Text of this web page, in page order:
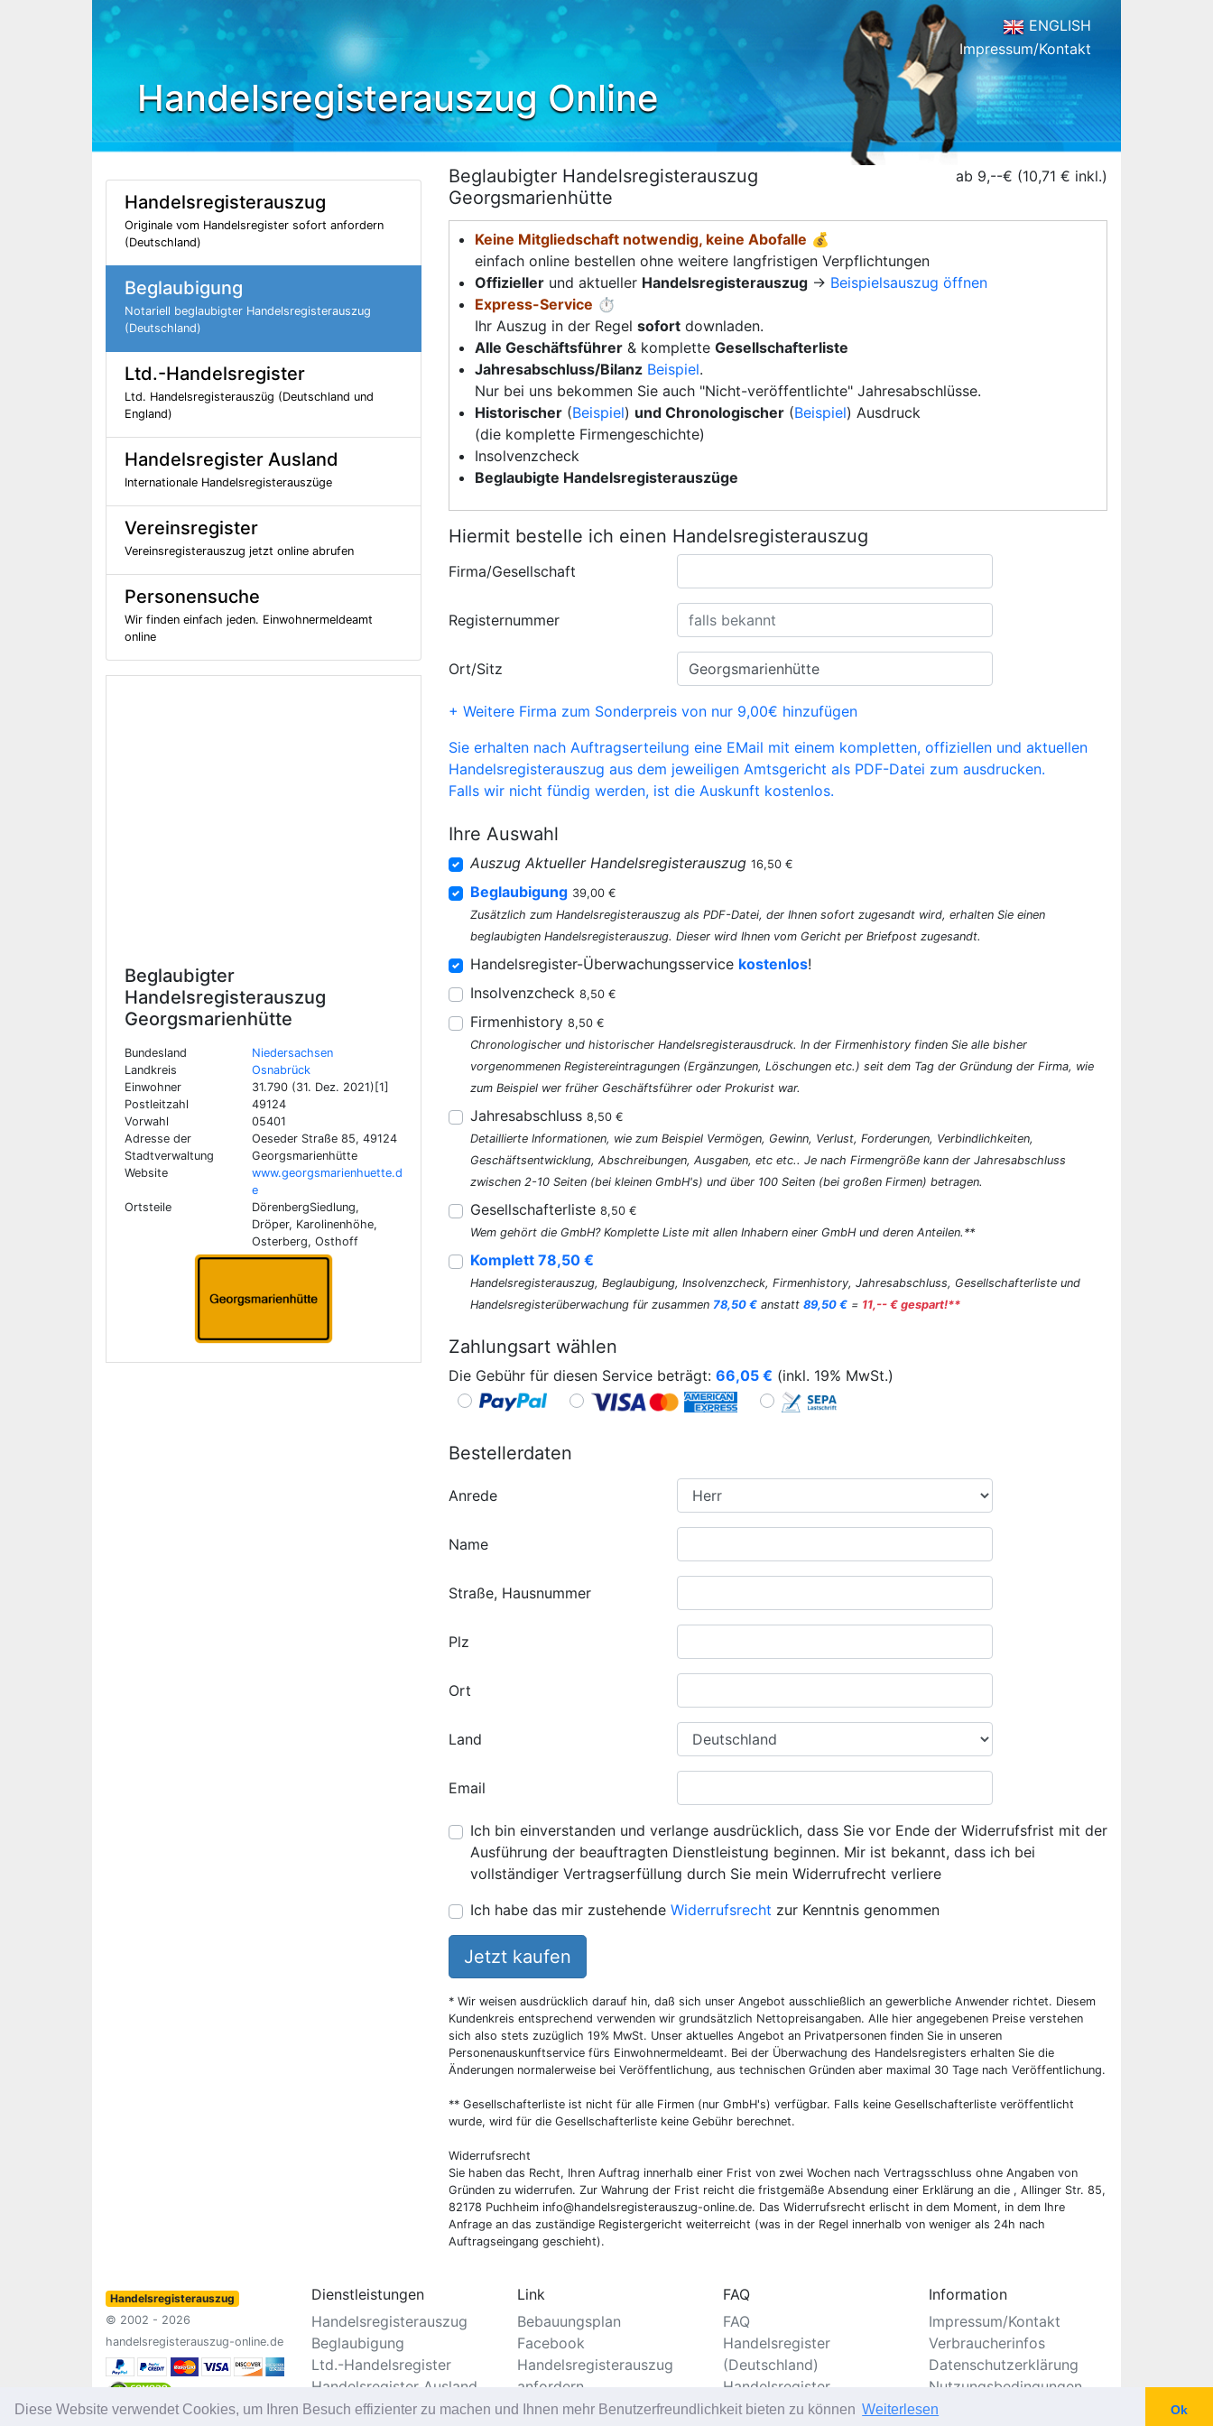
Diese Website verwendet Cookies, um Ihren Besuch effizienter zu machen und Ihnen mehr Benutzerfreundlichkeit bieten zu können Weiterlesen Ok
Handelsregisterauszug Online
ENGLISH
Impressum/Kontakt
Handelsregisterauszug
Originale vom Handelsregister sofort anfordern
(Deutschland)
Beglaubigung
Notariell beglaubigter Handelsregisterauszug
(Deutschland)
Ltd.-Handelsregister
Ltd. Handelsregisterauszüg (Deutschland und
England)
Handelsregister Ausland
Internationale Handelsregisterauszüge
Vereinsregister
Vereinsregisterauszug jetzt online abrufen
Personensuche
Wir finden einfach jeden. Einwohnermeldeamt
online
Beglaubigter
Handelsregisterauszug
Georgsmarienhütte
Bundesland
Niedersachsen
Landkreis
Osnabrück
Einwohner
31.790 (31. Dez. 2021)[1]
Postleitzahl
49124
Vorwahl
05401
Adresse der
Stadtverwaltung
Oeseder Straße 85, 49124
Georgsmarienhütte
Website
www.georgsmarienhuette.d
e
Ortsteile
DörenbergSiedlung,
Dröper, Karolinenhöhe,
Osterberg, Osthoff
Beglaubigter Handelsregisterauszug
Georgsmarienhütte
ab 9,--€ (10,71 € inkl.)
Keine Mitgliedschaft notwendig, keine Abofalle 💰
einfach online bestellen ohne weitere langfristigen Verpflichtungen
Offizieller und aktueller Handelsregisterauszug → Beispielsauszug öffnen
Express-Service ⏱️
Ihr Auszug in der Regel sofort downladen.
Alle Geschäftsführer & komplette Gesellschafterliste
Jahresabschluss/Bilanz Beispiel.
Nur bei uns bekommen Sie auch "Nicht-veröffentlichte" Jahresabschlüsse.
Historischer (Beispiel) und Chronologischer (Beispiel) Ausdruck
(die komplette Firmengeschichte)
Insolvenzcheck
Beglaubigte Handelsregisterauszüge
Hiermit bestelle ich einen Handelsregisterauszug
Firma/Gesellschaft
Registernummer
Ort/Sitz
+ Weitere Firma zum Sonderpreis von nur 9,00€ hinzufügen
Sie erhalten nach Auftragserteilung eine EMail mit einem kompletten, offiziellen und aktuellen
Handelsregisterauszug aus dem jeweiligen Amtsgericht als PDF-Datei zum ausdrucken.
Falls wir nicht fündig werden, ist die Auskunft kostenlos.
Ihre Auswahl
Auszug Aktueller Handelsregisterauszug 16,50 €
Beglaubigung 39,00 €
Zusätzlich zum Handelsregisterauszug als PDF-Datei, der Ihnen sofort zugesandt wird, erhalten Sie einen
beglaubigten Handelsregisterauszug. Dieser wird Ihnen vom Gericht per Briefpost zugesandt.
Handelsregister-Überwachungsservice kostenlos!
Insolvenzcheck 8,50 €
Firmenhistory 8,50 €
Chronologischer und historischer Handelsregisterausdruck. In der Firmenhistory finden Sie alle bisher
vorgenommenen Registereintragungen (Ergänzungen, Löschungen etc.) seit dem Tag der Gründung der Firma, wie
zum Beispiel wer früher Geschäftsführer oder Prokurist war.
Jahresabschluss 8,50 €
Detaillierte Informationen, wie zum Beispiel Vermögen, Gewinn, Verlust, Forderungen, Verbindlichkeiten,
Geschäftsentwicklung, Abschreibungen, Ausgaben, etc etc.. Je nach Firmengröße kann der Jahresabschluss
zwischen 2-10 Seiten (bei kleinen GmbH's) und über 100 Seiten (bei großen Firmen) betragen.
Gesellschafterliste 8,50 €
Wem gehört die GmbH? Komplette Liste mit allen Inhabern einer GmbH und deren Anteilen.**
Komplett 78,50 €
Handelsregisterauszug, Beglaubigung, Insolvenzcheck, Firmenhistory, Jahresabschluss, Gesellschafterliste und
Handelsregisterüberwachung für zusammen 78,50 € anstatt 89,50 € = 11,-- € gespart!**
Zahlungsart wählen
Die Gebühr für diesen Service beträgt: 66,05 € (inkl. 19% MwSt.)
Bestellerdaten
Anrede
Name
Straße, Hausnummer
Plz
Ort
Land
Email
Ich bin einverstanden und verlange ausdrücklich, dass Sie vor Ende der Widerrufsfrist mit der
Ausführung der beauftragten Dienstleistung beginnen. Mir ist bekannt, dass ich bei
vollständiger Vertragserfüllung durch Sie mein Widerrufrecht verliere
Ich habe das mir zustehende Widerrufsrecht zur Kenntnis genommen
Jetzt kaufen
* Wir weisen ausdrücklich darauf hin, daß sich unser Angebot ausschließlich an gewerbliche Anwender richtet. Diesem
Kundenkreis entsprechend verwenden wir grundsätzlich Nettopreisangaben. Alle hier angegebenen Preise verstehen
sich also stets zuzüglich 19% MwSt. Unser aktuelles Angebot an Privatpersonen finden Sie in unseren
Personenauskunftservice fürs Einwohnermeldeamt. Bei der Überwachung des Handelsregisters erhalten Sie die
Änderungen normalerweise bei Veröffentlichung, aus technischen Gründen aber maximal 30 Tage nach Veröffentlichung.
** Gesellschafterliste ist nicht für alle Firmen (nur GmbH's) verfügbar. Falls keine Gesellschafterliste veröffentlicht
wurde, wird für die Gesellschafterliste keine Gebühr berechnet.
Widerrufsrecht
Sie haben das Recht, Ihren Auftrag innerhalb einer Frist von zwei Wochen nach Vertragsschluss ohne Angaben von
Gründen zu widerrufen. Zur Wahrung der Frist reicht die fristgemäße Absendung einer Erklärung an die , Allinger Str. 85,
82178 Puchheim info@handelsregisterauszug-online.de. Das Widerrufsrecht erlischt in dem Moment, in dem Ihre
Anfrage an das zuständige Registergericht weiterreicht (was in der Regel innerhalb von weniger als 24h nach
Auftragseingang geschieht).
Handelsregisterauszug
© 2002 - 2026
handelsregisterauszug-online.de
Dienstleistungen
Handelsregisterauszug
Beglaubigung
Ltd.-Handelsregister
Handelsregister Ausland
Vereinsregister
Link
Bebauungsplan
Facebook
Handelsregisterauszug
anfordern
Standesamt
FAQ
FAQ
Handelsregister
(Deutschland)
Handelsregister
Information
Impressum/Kontakt
Verbraucherinfos
Datenschutzerklärung
Nutzungsbedingungen
Seitenverzeichnis